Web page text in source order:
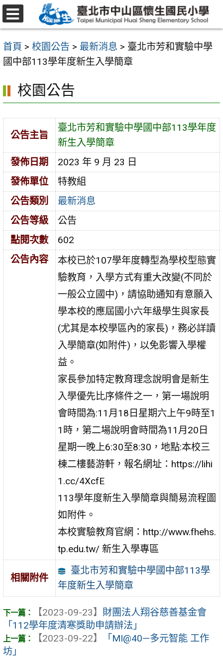
跳
至
要
內
區
首頁 > 校園公告 > 最新消息 > 臺北市芳和實驗中學
國中部113學年度新生入學簡章
校園公告
公告主旨
臺北市芳和實驗中學國中部113學年度
新生入學簡章
發佈日期
2023 年 9 月 23 日
發佈單位
特教組
公告類別
最新消息
公告等級
公告
點閱次數
602
公告內容
本校已於107學年度轉型為學校型態實
驗教育，入學方式有重大改變(不同於
一般公立國中)，請協助通知有意願入
學本校的應屆國小六年級學生與家長
(尤其是本校學區內的家長)，務必詳讀
入學簡章(如附件)，以免影響入學權
益。
家長參加特定教育理念說明會是新生
入學優先比序條件之一，第一場說明
會時間為:11月18日星期六上午9時至1
1時，第二場說明會時間為11月20日
星期一晚上6:30至8:30，地點:本校三
棟二樓藝游軒，報名網址：https://lihi
1.cc/4XcfE
113學年度新生入學簡章與簡易流程圖
如附件。
本校實驗教育官網：http://www.fhehs.
tp.edu.tw/ 新生入學專區
相關附件
臺北市芳和實驗中學國中部113學
年度新生入學簡章
【2023-09-23】 財團法人翔谷慈善基金會
「112學年度清寒獎助申請辦法」
【2023-09-22】
「MI@40—多元智能 工作
坊」
選
單